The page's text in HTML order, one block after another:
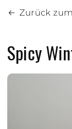
Zurück
Spicy